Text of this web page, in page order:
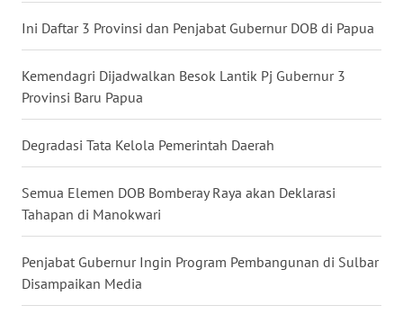
Ini Daftar 3 Provinsi dan Penjabat Gubernur DOB di Papua
Kemendagri Dijadwalkan Besok Lantik Pj Gubernur 3
Provinsi Baru Papua
Degradasi Tata Kelola Pemerintah Daerah
Semua Elemen DOB Bomberay Raya akan Deklarasi
Tahapan di Manokwari
Penjabat Gubernur Ingin Program Pembangunan di Sulbar
Disampaikan Media
WN
WN
KALTIM
WN
SULSEL
WN
GORONTALO
WN